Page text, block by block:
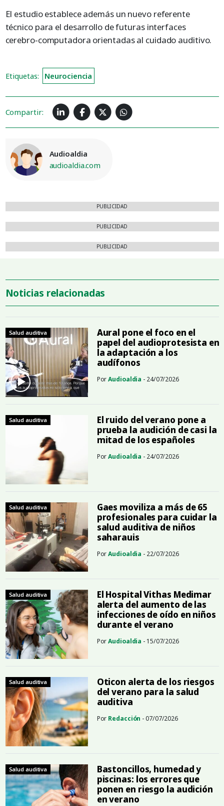
El estudio establece además un nuevo referente
técnico para el desarrollo de futuras interfaces
cerebro-computadora orientadas al cuidado auditivo.
Etiquetas: Neurociencia
Compartir:
Audioaldia
audioaldia.com
PUBLICIDAD
PUBLICIDAD
PUBLICIDAD
Noticias relacionadas
Salud auditiva
Aural pone el foco en el
papel del audioprotesista en
la adaptación a los
audífonos
PorAudioaldia - 24/07/2026
Salud auditiva
El ruido del verano pone a
prueba la audición de casi la
mitad de los españoles
PorAudioaldia - 24/07/2026
Salud auditiva
Gaes moviliza a más de 65
profesionales para cuidar la
salud auditiva de niños
saharauis
PorAudioaldia - 22/07/2026
Salud auditiva
El Hospital Vithas Medimar
alerta del aumento de las
infecciones de oído en niños
durante el verano
PorAudioaldia - 15/07/2026
Salud auditiva
Oticon alerta de los riesgos
del verano para la salud
auditiva
Por Redacción - 07/07/2026
Salud auditiva
Bastoncillos, humedad y
piscinas: los errores que
ponen en riesgo la audición
en verano